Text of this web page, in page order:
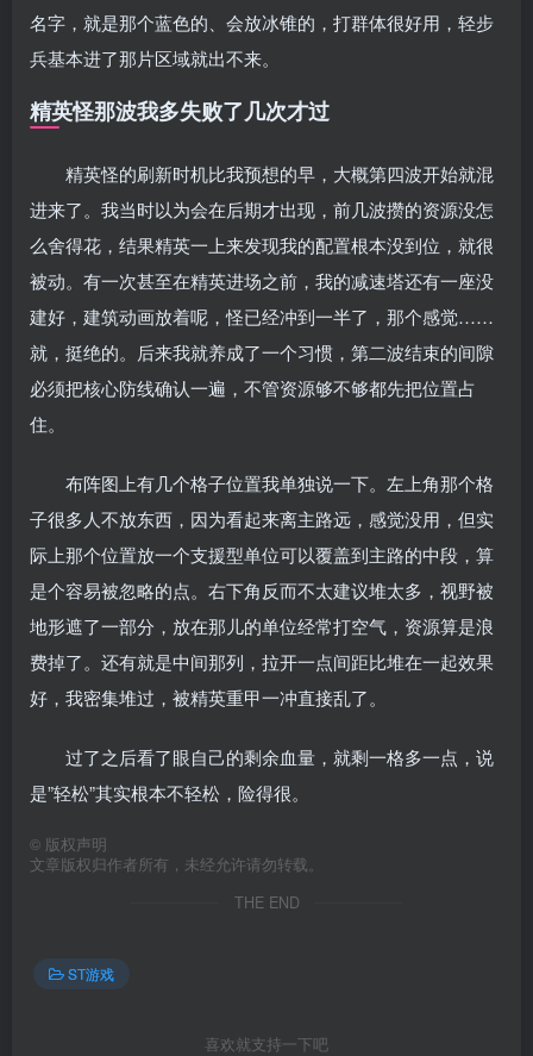
名字，就是那个蓝色的、会放冰锥的，打群体很好用，轻步
兵基本进了那片区域就出不来。
精英怪那波我多失败了几次才过
精英怪的刷新时机比我预想的早，大概第四波开始就混
进来了。我当时以为会在后期才出现，前几波攒的资源没怎
么舍得花，结果精英一上来发现我的配置根本没到位，就很
被动。有一次甚至在精英进场之前，我的减速塔还有一座没
建好，建筑动画放着呢，怪已经冲到一半了，那个感觉……
就，挺绝的。后来我就养成了一个习惯，第二波结束的间隙
必须把核心防线确认一遍，不管资源够不够都先把位置占
住。
布阵图上有几个格子位置我单独说一下。左上角那个格
子很多人不放东西，因为看起来离主路远，感觉没用，但实
际上那个位置放一个支援型单位可以覆盖到主路的中段，算
是个容易被忽略的点。右下角反而不太建议堆太多，视野被
地形遮了一部分，放在那儿的单位经常打空气，资源算是浪
费掉了。还有就是中间那列，拉开一点间距比堆在一起效果
好，我密集堆过，被精英重甲一冲直接乱了。
过了之后看了眼自己的剩余血量，就剩一格多一点，说
是”轻松”其实根本不轻松，险得很。
© 版权声明
文章版权归作者所有，未经允许请勿转载。
THE END
ST游戏
喜欢就支持一下吧